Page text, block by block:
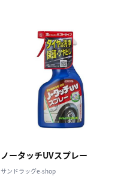
ノータッチUVスプレー
サンドラッグe-shop